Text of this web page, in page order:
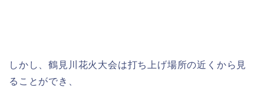
しかし、鶴見川花火大会は打ち上げ場所の近くから見
ることができ、